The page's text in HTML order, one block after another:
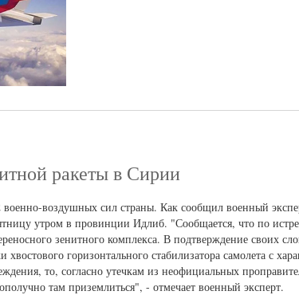
ракеты в Сирии
военно-воздушных сил страны. Как сообщил военный
утром в провинции Идлиб. "Сообщается, что по
зенитного комплекса. В подтверждение своих
горизонтального стабилизатора самолета с
то, согласно утечкам из неофициальных
там приземлиться", - отмечает военный эксперт.